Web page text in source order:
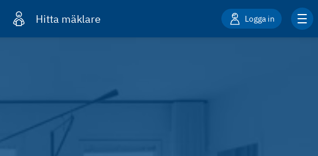
Hitta mäklare Logga in